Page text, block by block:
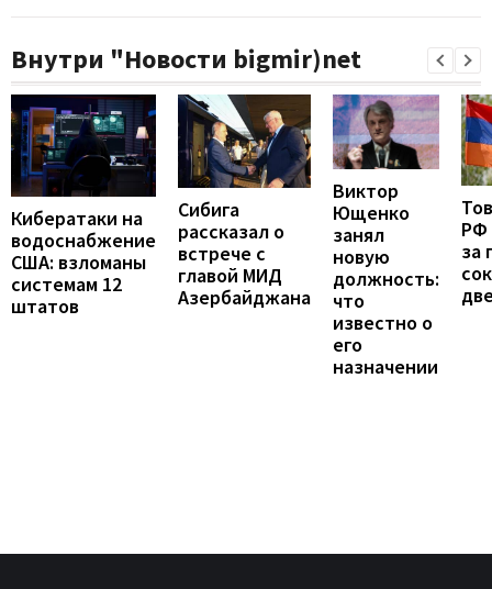
Внутри "Новости bigmir)net
Кибератаки на
водоснабжение
США: взломаны
системам 12
штатов
Сибига
рассказал о
встрече с
главой МИД
Азербайджана
Виктор
Ющенко
занял
новую
должность:
что
известно о
его
назначении
РФ
за